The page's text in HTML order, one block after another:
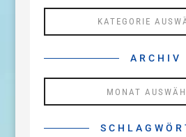
ARCHIV